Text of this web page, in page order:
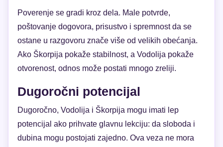
Poverenje se gradi kroz dela. Male potvrde,
poštovanje dogovora, prisustvo i spremnost da se
ostane u razgovoru znače više od velikih obećanja.
Ako Škorpija pokaže stabilnost, a Vodolija pokaže
otvorenost, odnos može postati mnogo zreliji.
Dugoročni potencijal
Dugoročno, Vodolija i Škorpija mogu imati lep
potencijal ako prihvate glavnu lekciju: da sloboda i
dubina mogu postojati zajedno. Ova veza ne mora